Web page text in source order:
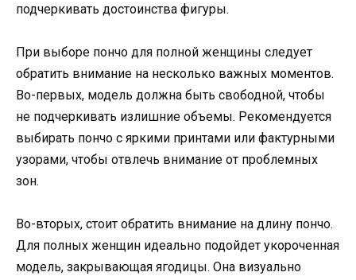
подчеркивать достоинства фигуры.
При выборе пончо для полной женщины следует
обратить внимание на несколько важных моментов.
Во-первых, модель должна быть свободной, чтобы
не подчеркивать излишние объемы. Рекомендуется
выбирать пончо с яркими принтами или фактурными
узорами, чтобы отвлечь внимание от проблемных
зон.
Во-вторых, стоит обратить внимание на длину пончо.
Для полных женщин идеально подойдет укороченная
модель, закрывающая ягодицы. Она визуально